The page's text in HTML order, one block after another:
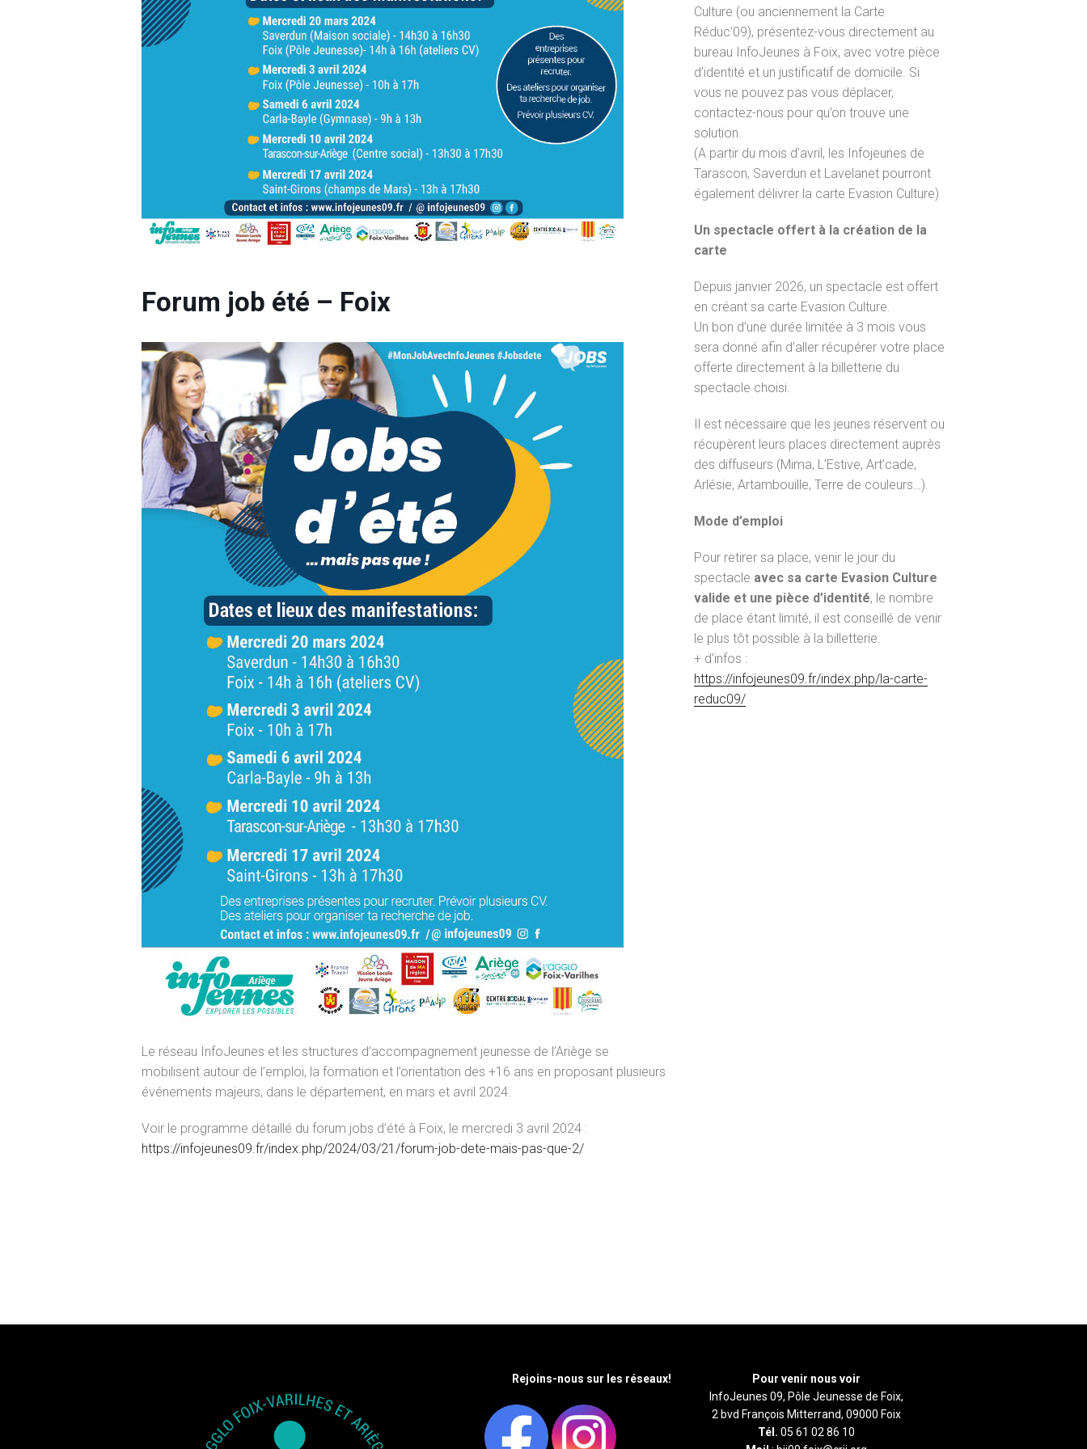
Forum job été – Foix
Le réseau InfoJeunes et les structures d’accompagnement jeunesse de l’Ariège se
mobilisent autour de l’emploi, la formation et l’orientation des +16 ans en proposant plusieurs
événements majeurs, dans le département, en mars et avril 2024.
Voir le programme détaillé du forum jobs d’été à Foix, le mercredi 3 avril 2024 :
https://infojeunes09.fr/index.php/2024/03/21/forum-job-dete-mais-pas-que-2/
Culture (ou anciennement la Carte
Réduc’09), présentez-vous directement au
bureau InfoJeunes à Foix, avec votre pièce
d’identité et un justificatif de domicile. Si
vous ne pouvez pas vous déplacer,
contactez-nous pour qu’on trouve une
solution.
(A partir du mois d’avril, les Infojeunes de
Tarascon, Saverdun et Lavelanet pourront
également délivrer la carte Evasion Culture)
Un spectacle offert à la création de la
carte
Depuis janvier 2026, un spectacle est offert
en créant sa carte Evasion Culture.
Un bon d’une durée limitée à 3 mois vous
sera donné afin d’aller récupérer votre place
offerte directement à la billetterie du
spectacle choisi.
Il est nécessaire que les jeunes réservent ou
récupèrent leurs places directement auprès
des diffuseurs (Mima, L’Estive, Art’cade,
Arlésie, Artambouille, Terre de couleurs…).
Mode d’emploi
Pour retirer sa place, venir le jour du
spectacle avec sa carte Evasion Culture
valide et une pièce d’identité, le nombre
de place étant limité, il est conseillé de venir
le plus tôt possible à la billetterie.
+ d'infos :
https://infojeunes09.fr/index.php/la-carte-
reduc09/
Rejoins-nous sur les réseaux!
Pour venir nous voir
InfoJeunes 09, Pôle Jeunesse de Foix,
2 bvd François Mitterrand, 09000 Foix
Tél. 05 61 02 86 10